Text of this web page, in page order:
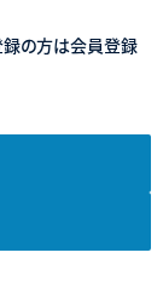
録の方は会員登録